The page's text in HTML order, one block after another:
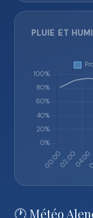
PLUIE ET
🕐 Météo